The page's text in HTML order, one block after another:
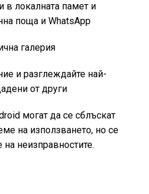
в локалната памет и
поща и WhatsApp
галерия
и разглеждайте най-
от други
могат да се сблъскат
на използването, но се
на неизправностите.